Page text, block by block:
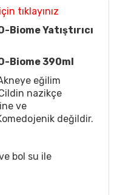
tıklayınız
Biome Yatıştırıcı
Biome 390ml
eğilim
nazikçe
ve
değildir.
bol su ile